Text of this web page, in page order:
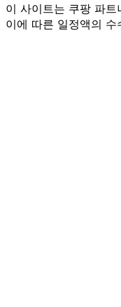
이 사이트는 쿠팡 파트
이에 따른 일정액의